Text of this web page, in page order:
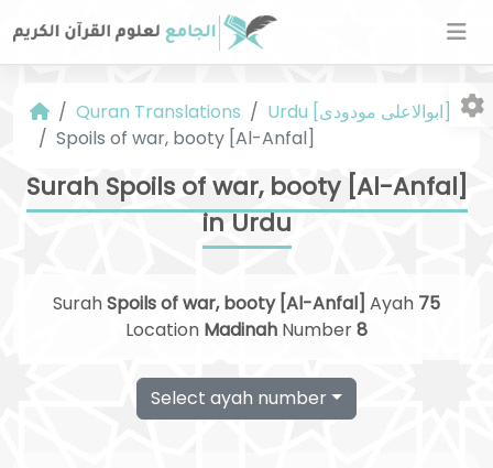
Quran Translations
Urdu [ابوالاعلی مودودی]
Spoils of war, booty [Al-Anfal]
Surah Spoils of war, booty [Al-Anfal]
in Urdu
SurahSpoils of war, booty [Al-Anfal] Ayah 75
Location Madinah Number8
Select ayah number